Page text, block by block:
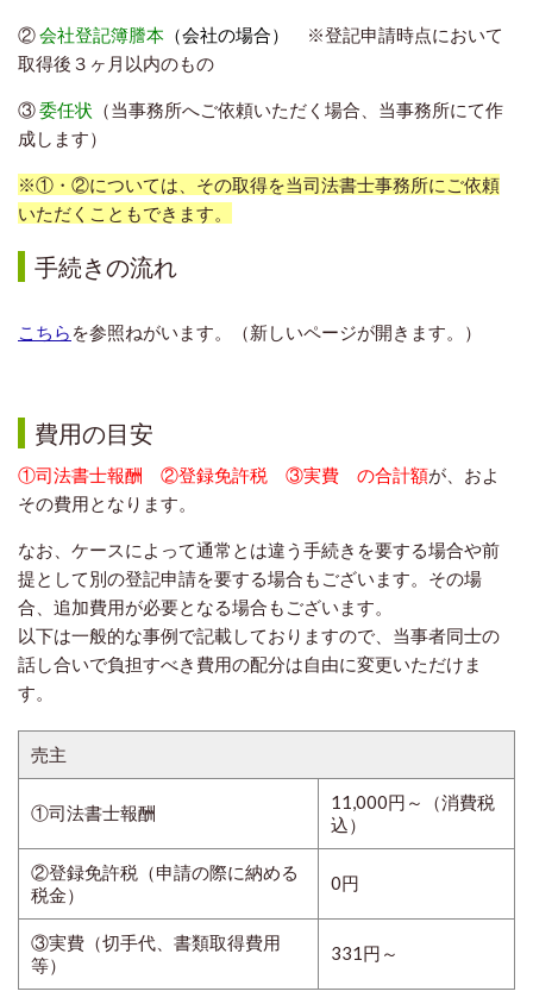
②会社登記簿謄本 （会社の場合）
※登記申請時点において
取得後３ヶ月以内のもの
③委任状 （当事務所へご依頼いただく場合、当事務所にて作
成します）
※①・②については、その取得を当司法書士事務所にご依頼
いただくこともできます。
手続きの流れ
こちら を参照ねがいます。（新しいページが開きます。）
費用の目安
①司法書士報酬 ②登録免許税 ③実費 の合計額が、およ
その費用となります。
なお、ケースによって通常とは違う手続きを要する場合や前
提として別の登記申請を要する場合もございます。その場
合、追加費用が必要となる場合もございます。
以下は一般的な事例で記載しておりますので、当事者同士の
話し合いで負担すべき費用の配分は自由に変更いただけま
す。
売主
①司法書士報酬
11,000円～（消費税
込）
②登録免許税（申請の際に納める
税金）
0円
③実費（切手代、書類取得費用
等）
331円～